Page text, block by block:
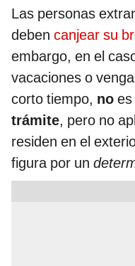
Las personas
deben canjear su
embargo, en el
vacaciones o
corto tiempo, no
trámite, pero no
residen en el
figura por un